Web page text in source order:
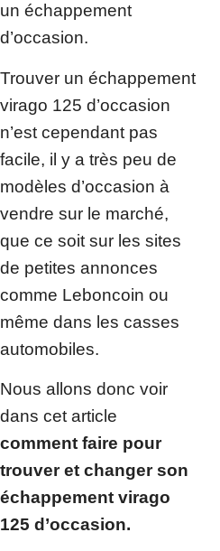
un échappement
d’occasion.
Trouver un échappement
virago 125 d’occasion
n’est cependant pas
facile, il y a très peu de
modèles d’occasion à
vendre sur le marché,
que ce soit sur les sites
de petites annonces
comme Leboncoin ou
même dans les casses
automobiles.
Nous allons donc voir
dans cet article
comment faire pour
trouver et changer son
échappement virago
125 d’occasion.